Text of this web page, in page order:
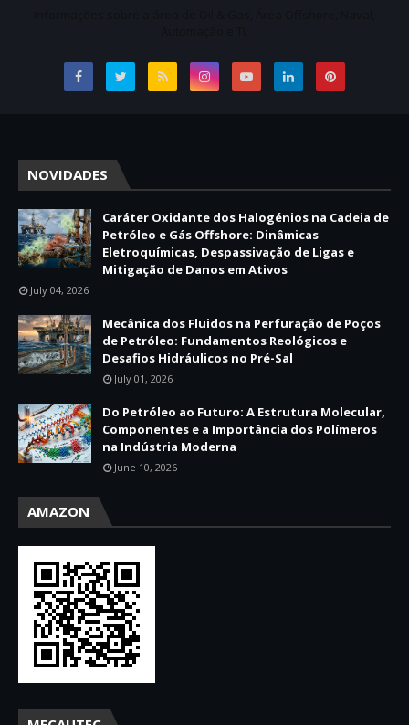
NOVIDADES
Caráter Oxidante dos Halogénios na Cadeia de
Petróleo e Gás Offshore: Dinâmicas
Eletroquímicas, Despassivação de Ligas e
Mitigação de Danos em Ativos
July 04, 2026
Mecânica dos Fluidos na Perfuração de Poços
de Petróleo: Fundamentos Reológicos e
Desafios Hidráulicos no Pré-Sal
July 01, 2026
Do Petróleo ao Futuro: A Estrutura Molecular,
Componentes e a Importância dos Polímeros
na Indústria Moderna
June 10, 2026
AMAZON